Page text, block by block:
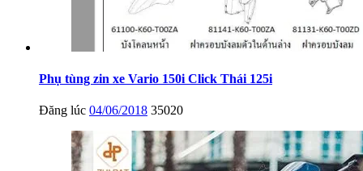
Phụ tùng zin xe Vario 150i Click Thái 125i
Đăng lúc 04/06/2018 35020